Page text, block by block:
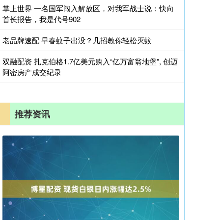
掌上世界 一名国军闯入解放区，对我军战士说：快向
首长报告，我是代号902
老品牌速配 早春蚊子出没？几招教你轻松灭蚊
双融配资 扎克伯格1.7亿美元购入“亿万富翁地堡”, 创迈
阿密房产成交纪录
推荐资讯